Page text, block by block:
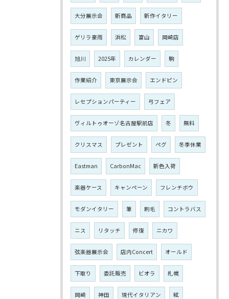
大分展示会 新商品 新作イタリー
ゲリラ豪雨 浜松 富山 岡崎店
旭川 2025年 カレンダー 駒
作業紹介 東京展示会 エンドピン
レセプションパーティー 弓フェア
ヴィルトゥオーゾ名古屋駅前店 冬 無料
クリスマス プレゼント ペグ 冬季休業
Eastman CarbonMac 新色入荷
楽器ケース キャンペーン フレンチボウ
モダンイタリー 筆 刷毛 コントラバス
ニス リタッチ 修復 ニカワ
弦楽器展示会 店内Concert オールド
下取り 委託販売 ビオラ 札幌
岡崎 神田 現代イタリアン 絃